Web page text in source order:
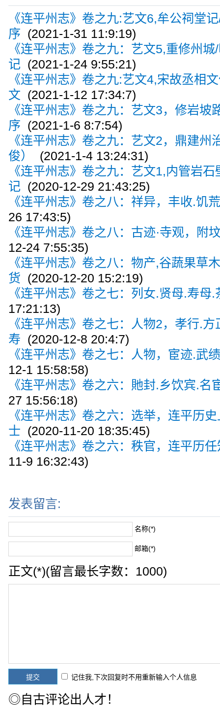
《连平州志》卷之九:艺文6,牟公祠堂
序 (2021-1-31 11:9:19)
《连平州志》卷之九：艺文5,重修州
记 (2021-1-24 9:55:21)
《连平州志》卷之九:艺文4,宋故丞相
文 (2021-1-12 17:34:7)
《连平州志》卷之九：艺文3，修岩坡
序 (2021-1-6 8:7:54)
《连平州志》卷之九：艺文2，鼎建州
俊）
(2021-1-4 13:24:31)
《连平州志》卷之九：艺文1,内管岩
记 (2020-12-29 21:43:25)
《连平州志》卷之八：祥异，丰收.饥
26 17:43:5)
《连平州志》卷之八：古迹·寺观，附
12-24 7:55:35)
《连平州志》卷之八：物产,谷蔬果草
货 (2020-12-20 15:2:19)
《连平州志》卷之七：列女.贤母.寿母.
17:21:13)
《连平州志》卷之七：人物2，孝行.
寿 (2020-12-8 20:4:7)
《连平州志》卷之七：人物，宦迹.武
12-1 15:58:58)
《连平州志》卷之六：貤封.乡饮宾.名
27 15:56:18)
《连平州志》卷之六：选举，连平历
士 (2020-11-20 18:35:45)
《连平州志》卷之六：秩官，连平历
11-9 16:32:43)
发表留言:
名称(*)
邮箱(*)
正文(*)(留言最长字数：1000)
记住我,下次回复时不用重新输入个人信息
◎自古评论出人才！